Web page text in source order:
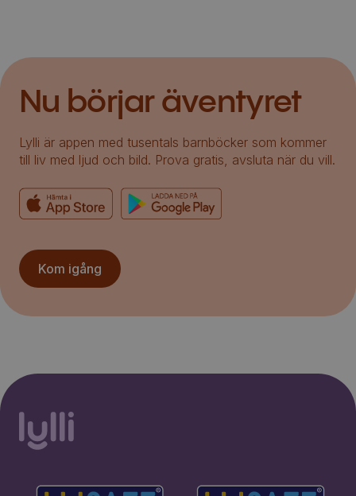
Nu börjar äventyret
Lylli är appen med tusentals barnböcker som kommer
till liv med ljud och bild. Prova gratis, avsluta när du vill.
Kom igång